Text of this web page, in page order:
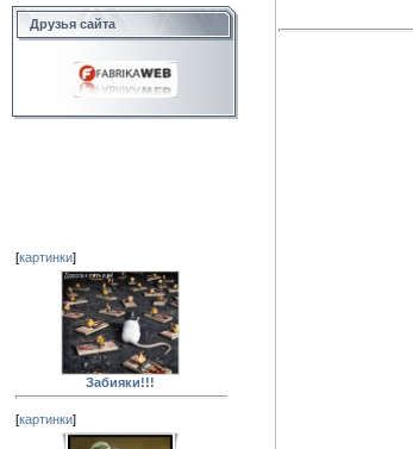
Друзья сайта
[картинки]
Забияки!!!
[картинки]